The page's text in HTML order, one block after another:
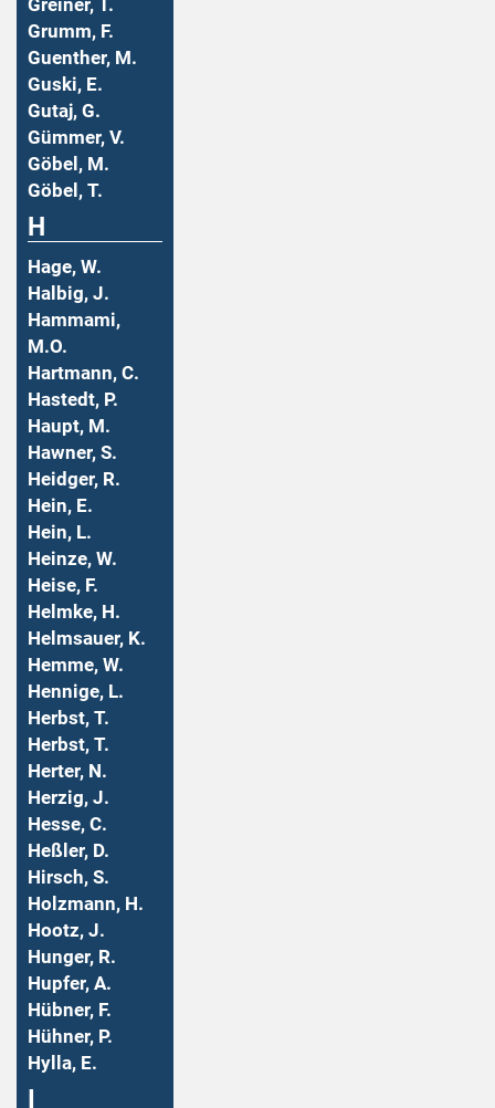
Greiner, T.
Grumm, F.
Guenther, M.
Guski, E.
Gutaj, G.
Gümmer, V.
Göbel, M.
Göbel, T.
H
Hage, W.
Halbig, J.
Hammami,
M.O.
Hartmann, C.
Hastedt, P.
Haupt, M.
Hawner, S.
Heidger, R.
Hein, E.
Hein, L.
Heinze, W.
Heise, F.
Helmke, H.
Helmsauer, K.
Hemme, W.
Hennige, L.
Herbst, T.
Herbst, T.
Herter, N.
Herzig, J.
Hesse, C.
Heßler, D.
Hirsch, S.
Holzmann, H.
Hootz, J.
Hunger, R.
Hupfer, A.
Hübner, F.
Hühner, P.
Hylla, E.